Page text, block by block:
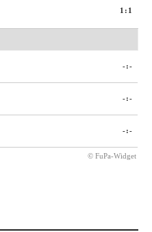
1:1
-:-
-:-
-:-
© FuPa-Widget